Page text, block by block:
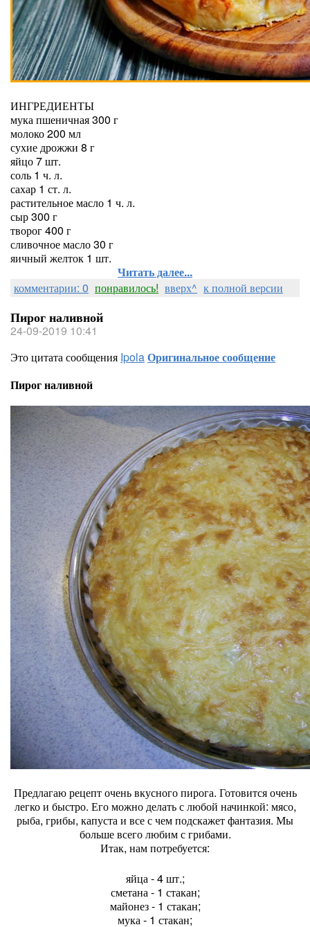
ИНГРЕДИЕНТЫ
мука пшеничная 300 г
молоко 200 мл
сухие дрожжи 8 г
яйцо 7 шт.
соль 1 ч. л.
сахар 1 ст. л.
растительное масло 1 ч. л.
сыр 300 г
творог 400 г
сливочное масло 30 г
яичный желток 1 шт.
Читать далее...
комментарии: 0 понравилось! вверх^ к полной версии
Пирог наливной
24-09-2019 10:41
Это цитата сообщения IpolaОригинальное сообщение
Пирог наливной
Предлагаю рецепт очень вкусного пирога. Готовится очень
легко и быстро. Его можно делать с любой начинкой: мясо,
рыба, грибы, капуста и все с чем подскажет фантазия. Мы
больше всего любим с грибами.
Итак, нам потребуется:
яйца - 4 шт.;
сметана - 1 стакан;
майонез - 1 стакан;
мука - 1 стакан;